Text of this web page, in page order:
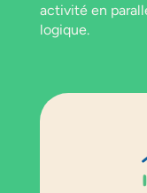
activité en
logique.